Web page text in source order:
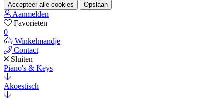
Accepteer alle cookies Opslaan
Aanmelden
Favorieten
0
Winkelmandje
Contact
Sluiten
Piano's & Keys
Akoestisch